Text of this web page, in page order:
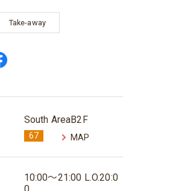
Take-away
South AreaB2F
67 MAP
10:00～21:00 L.O.20:0